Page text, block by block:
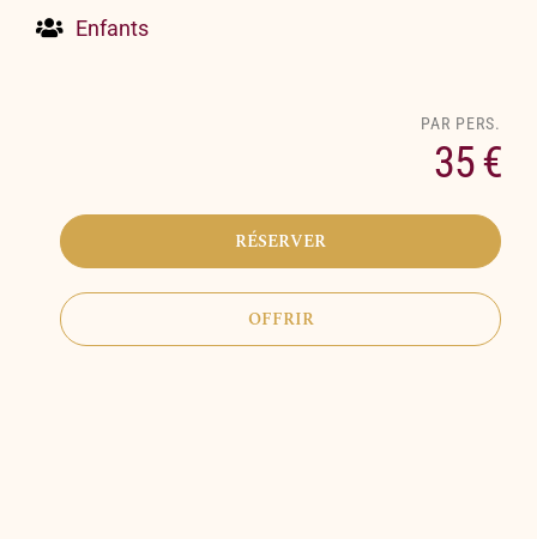
Enfants
35 €
RÉSERVER
OFFRIR